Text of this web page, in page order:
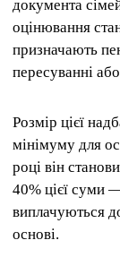
документа
оцінювання
призначають
пересуванні
Розмір цієї
мінімуму для
році він
40% цієї суми
виплачуються
основі.